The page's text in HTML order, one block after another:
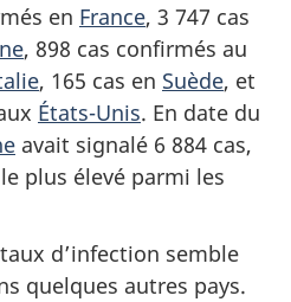
en France, 3 747 cas
, 898 cas confirmés au
, 165 cas en Suède, et
États-Unis. En date du
avait signalé 6 884 cas,
plus élevé parmi les
d’infection semble
quelques autres pays.